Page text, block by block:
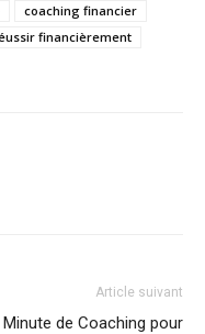
coaching financier
financièrement
Article suivant
Minute de Coaching pour